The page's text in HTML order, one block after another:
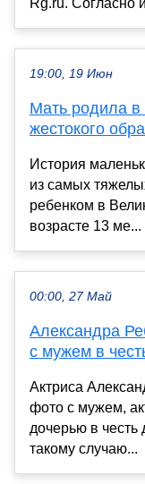
Rg.ru. Согласно
19:00, 19 Июн
Мать родила в
жестокого
История
из самых
ребенком в
возрасте 13 ме...
00:00, 27 Май
Александра
с мужем в
Актриса
фото с мужем,
дочерью в
такому случаю...